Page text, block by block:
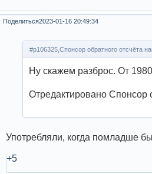
Поделиться2023-01-16 20:49:34
#p106325,Спонсор обратного отсчёта
Ну скажем разброс. От
Отредактировано Спонсор
Употребляли, когда помладше
+5